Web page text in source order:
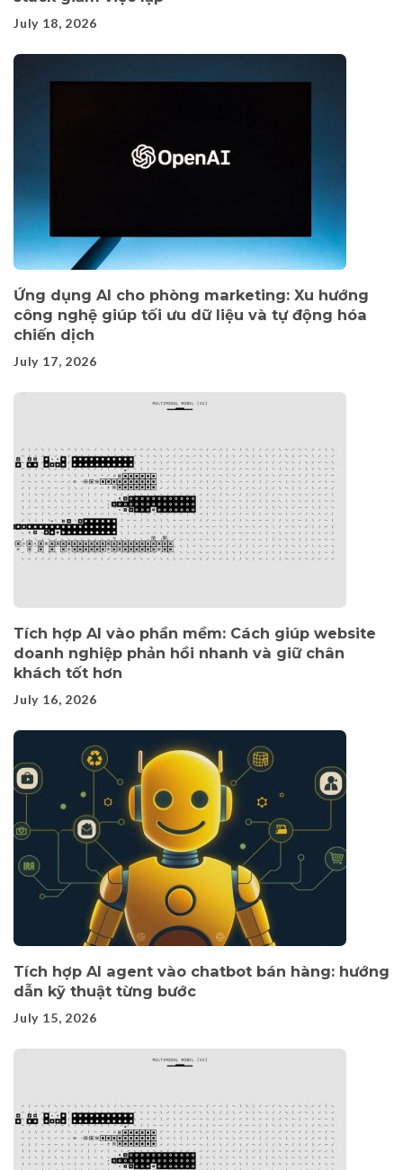
July 18, 2026
Ứng dụng AI cho phòng marketing: Xu hướng
công nghệ giúp tối ưu dữ liệu và tự động hóa
chiến dịch
July 17, 2026
Tích hợp AI vào phần mềm: Cách giúp website
doanh nghiệp phản hồi nhanh và giữ chân
khách tốt hơn
July 16, 2026
Tích hợp AI agent vào chatbot bán hàng: hướng
dẫn kỹ thuật từng bước
July 15, 2026